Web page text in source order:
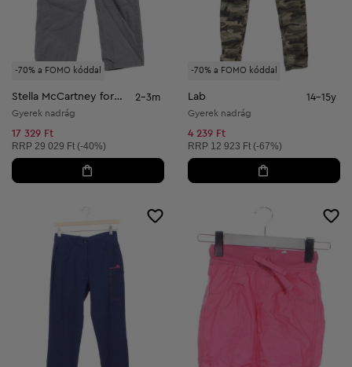
-70% a FOMO kóddal
Stella McCartney for baby Gap 2-3m
Gyerek nadrág
17 329 Ft
Ajánlott ár:
RRP 29 029 Ft (-40%)
-70% a FOMO kóddal
Lab 14-15y
Gyerek nadrág
4 239 Ft
Ajánlott ár:
RRP 12 923 Ft (-67%)